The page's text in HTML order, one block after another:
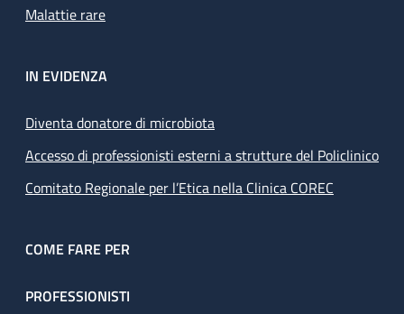
Malattie rare
IN EVIDENZA
Diventa donatore di microbiota
Accesso di professionisti esterni a strutture del Policlinico
Comitato Regionale per l’Etica nella Clinica COREC
COME FARE PER
PROFESSIONISTI